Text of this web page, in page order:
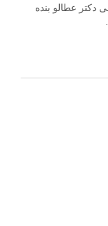
عطالو بنده